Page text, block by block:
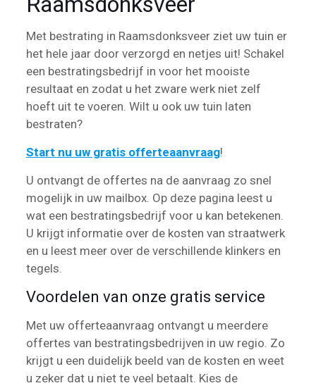
Met bestrating in Raamsdonksveer ziet uw tuin er
het hele jaar door verzorgd en netjes uit! Schakel
een bestratingsbedrijf in voor het mooiste
resultaat en zodat u het zware werk niet zelf
hoeft uit te voeren. Wilt u ook uw tuin laten
bestraten?
Start nu uw gratis offerteaanvraag!
U ontvangt de offertes na de aanvraag zo snel
mogelijk in uw mailbox. Op deze pagina leest u
wat een bestratingsbedrijf voor u kan betekenen.
U krijgt informatie over de kosten van straatwerk
en u leest meer over de verschillende klinkers en
tegels.
Voordelen van onze gratis service
Met uw offerteaanvraag ontvangt u meerdere
offertes van bestratingsbedrijven in uw regio. Zo
krijgt u een duidelijk beeld van de kosten en weet
u zeker dat u niet te veel betaalt. Kies de